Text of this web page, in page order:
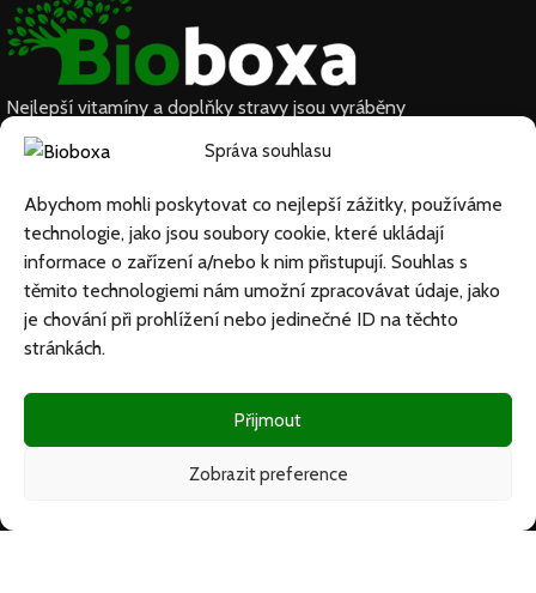
Správa souhlasu
Abychom mohli poskytovat co nejlepší zážitky, používáme
technologie, jako jsou soubory cookie, které ukládají
informace o zařízení a/nebo k nim přistupují. Souhlas s
těmito technologiemi nám umožní zpracovávat údaje, jako
je chování při prohlížení nebo jedinečné ID na těchto
stránkách.
Přijmout
Zobrazit preference
Nejlepší vitamíny a doplňky stravy jsou vyráběny
z přírodních složek s využitím moderních
technologií zaměřených na zlepšení osobního a
duševního zdraví.
UŽITEČNÉ
ODKAZY
Kontaktujte
nás
O nás
ČASTO
DOTAZY
a pravidla
PLATFORMA OPC
CERTIFIKÁTY
SPOJTE SE S
E-mail:
support@bioboxa.com